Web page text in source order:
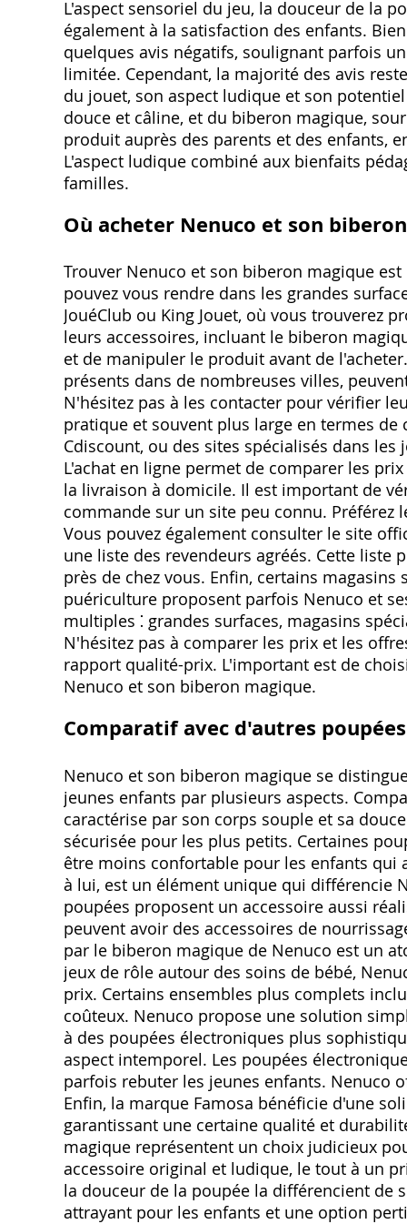
L'aspect sensoriel du jeu, la douceur de la
également à la satisfaction des enfants.
quelques avis négatifs, soulignant parfois
limitée. Cependant, la majorité des avis
du jouet, son aspect ludique et son
douce et câline, et du biberon magique,
produit auprès des parents et des enfants,
L'aspect ludique combiné aux bienfaits
familles.
Où acheter Nenuco et son
Trouver Nenuco et son biberon magique
pouvez vous rendre dans les grandes
JouéClub ou King Jouet, où vous trouverez
leurs accessoires, incluant le biberon
et de manipuler le produit avant de
présents dans de nombreuses villes,
N'hésitez pas à les contacter pour vérifier
pratique et souvent plus large en termes
Cdiscount, ou des sites spécialisés dans
L'achat en ligne permet de comparer les
la livraison à domicile. Il est important de
commande sur un site peu connu. Préférez
Vous pouvez également consulter le site
une liste des revendeurs agréés. Cette
près de chez vous. Enfin, certains
puériculture proposent parfois Nenuco et
multiples ⁚ grandes surfaces, magasins
N'hésitez pas à comparer les prix et les
rapport qualité-prix. L'important est de
Nenuco et son biberon magique.
Comparatif avec d'autres
Nenuco et son biberon magique se
jeunes enfants par plusieurs aspects.
caractérise par son corps souple et sa
sécurisée pour les plus petits. Certaines
être moins confortable pour les enfants qui
à lui, est un élément unique qui différencie
poupées proposent un accessoire aussi
peuvent avoir des accessoires de
par le biberon magique de Nenuco est un
jeux de rôle autour des soins de bébé,
prix. Certains ensembles plus complets
coûteux. Nenuco propose une solution
à des poupées électroniques plus
aspect intemporel. Les poupées
parfois rebuter les jeunes enfants. Nenuco
Enfin, la marque Famosa bénéficie d'une
garantissant une certaine qualité et
magique représentent un choix judicieux
accessoire original et ludique, le tout à un
la douceur de la poupée la différencient de
attrayant pour les enfants et une option